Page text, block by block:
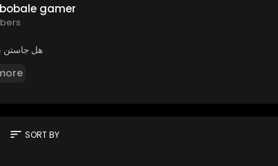
gamer
هل جاستن
sort SORT BY